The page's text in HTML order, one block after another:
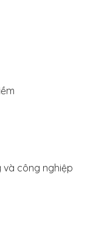
và công nghiệp